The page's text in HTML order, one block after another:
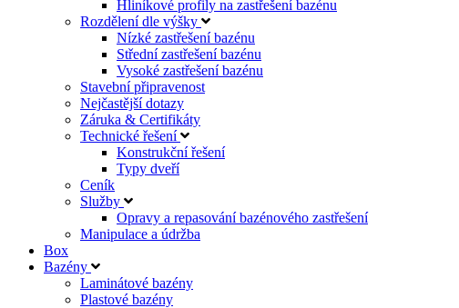
Hliníkové profily na zastřešení bazénu
Rozdělení dle výšky
Nízké zastřešení bazénu
Střední zastřešení bazénu
Vysoké zastřešení bazénu
Stavební připravenost
Nejčastější dotazy
Záruka & Certifikáty
Technické řešení
Konstrukční řešení
Typy dveří
Ceník
Služby
Opravy a repasování bazénového zastřešení
Manipulace a údržba
Box
Bazény
Laminátové bazény
Plastové bazény